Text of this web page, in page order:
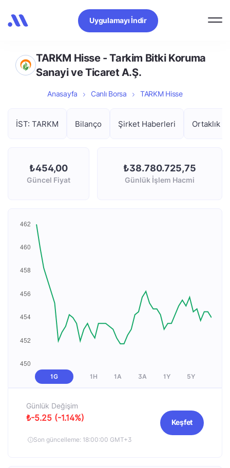
Uygulamayı İndir
TARKM Hisse - Tarkim Bitki Koruma
Sanayi ve Ticaret A.Ş.
Anasayfa Canlı Borsa TARKM Hisse
İST: TARKM Bilanço Şirket Haberleri Ortaklık
₺454,00
Güncel Fiyat
₺38.780.725,75
Günlük İşlem Hacmi
1G 1H 1A 3A 1Y 5Y
Günlük Değişim
₺-5.25 (-1.14%)
Son güncelleme: 18:00:00 GMT+3
Keşfet